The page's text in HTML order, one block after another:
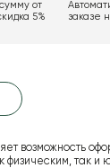
от
5%
заказе
возможность
физическим, так